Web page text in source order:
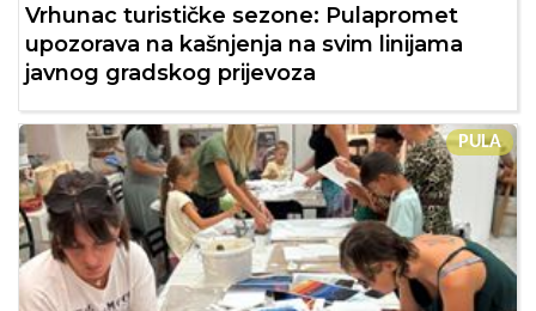
Vrhunac turističke sezone: Pulapromet
upozorava na kašnjenja na svim linijama
javnog gradskog prijevoza
PULA